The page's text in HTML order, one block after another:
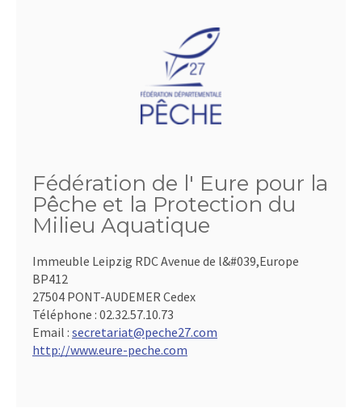
Fédération de l' Eure pour la
Pêche et la Protection du
Milieu Aquatique
Immeuble Leipzig RDC Avenue de l&#039,Europe
BP412
27504 PONT-AUDEMER Cedex
Téléphone : 02.32.57.10.73
Email : secretariat@peche27.com
http://www.eure-peche.com